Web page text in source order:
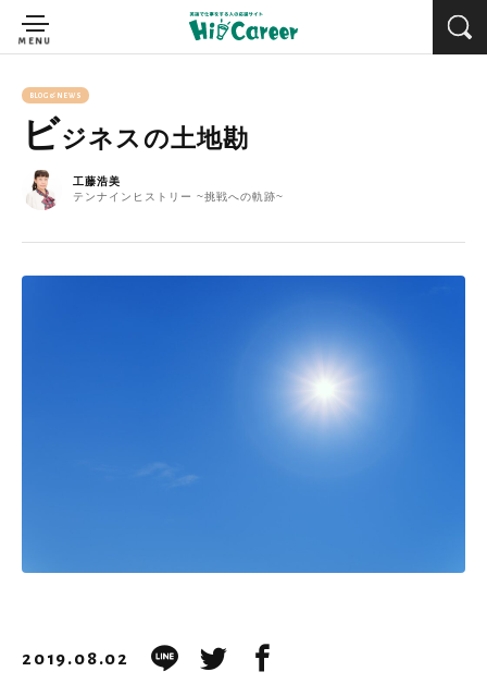
BLOG&NEWS
ビジネスの土地勘
工藤浩美
テンナインヒストリー ~挑戦への軌跡~
2019.08.02